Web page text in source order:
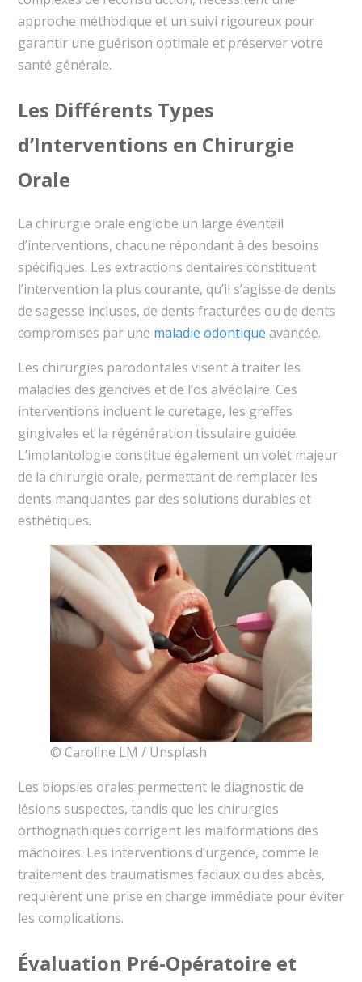
approche méthodique et un suivi rigoureux pour
garantir une guérison optimale et préserver votre
santé générale.
Les Différents Types
d’Interventions en Chirurgie
Orale
La chirurgie orale englobe un large éventail
d’interventions, chacune répondant à des besoins
spécifiques. Les extractions dentaires constituent
l’intervention la plus courante, qu’il s’agisse de dents
de sagesse incluses, de dents fracturées ou de dents
compromises par une maladie odontique avancée.
Les chirurgies parodontales visent à traiter les
maladies des gencives et de l’os alvéolaire. Ces
interventions incluent le curetage, les greffes
gingivales et la régénération tissulaire guidée.
L’implantologie constitue également un volet majeur
de la chirurgie orale, permettant de remplacer les
dents manquantes par des solutions durables et
esthétiques.
© Caroline LM / Unsplash
Les biopsies orales permettent le diagnostic de
lésions suspectes, tandis que les chirurgies
orthognathiques corrigent les malformations des
mâchoires. Les interventions d’urgence, comme le
traitement des traumatismes faciaux ou des abcès,
requièrent une prise en charge immédiate pour éviter
les complications.
Évaluation Pré-Opératoire et